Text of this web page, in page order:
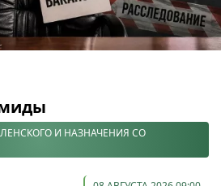
И НАЗНАЧЕНИЯ СО